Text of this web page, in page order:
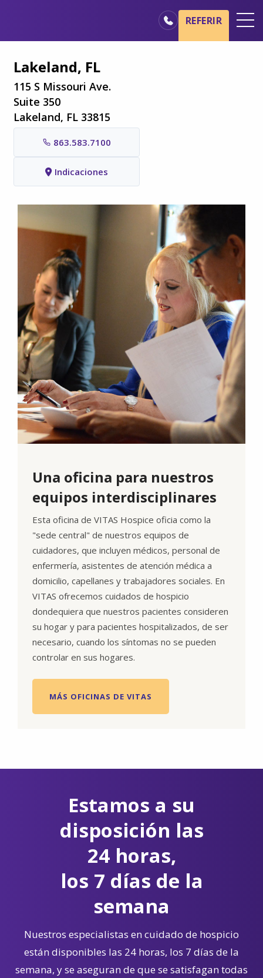
Básicos del cuidado de hospicio
Nuestros servicios
Profesionales médicos
Familiares y cuidadores
REFERIR
Lakeland, FL
115 S Missouri Ave.
Suite 350
Lakeland, FL 33815
863.583.7100
Indicaciones
Una oficina para nuestros
equipos interdisciplinares
Esta oficina de VITAS Hospice oficia como la
"sede central" de nuestros equipos de
cuidadores, que incluyen médicos, personal de
enfermería, asistentes de atención médica a
domicilio, capellanes y trabajadores sociales. En
VITAS ofrecemos cuidados de hospicio
dondequiera que nuestros pacientes consideren
su hogar y para pacientes hospitalizados, de ser
necesario, cuando los síntomas no se pueden
controlar en sus hogares.
MÁS OFICINAS DE VITAS
Estamos a su
disposición las
24 horas,
los 7 días de la
semana
Nuestros especialistas en cuidado de hospicio
están disponibles las 24 horas, los 7 días de la
semana, y se aseguran de que se satisfagan todas